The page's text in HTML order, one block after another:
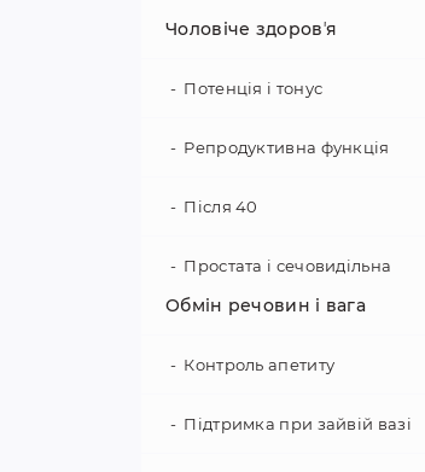
Чоловіче здоровʼя
Потенція і тонус
Репродуктивна функція
Після 40
Простата і сечовидільна
Обмін речовин і вага
Контроль апетиту
Підтримка при зайвій вазі